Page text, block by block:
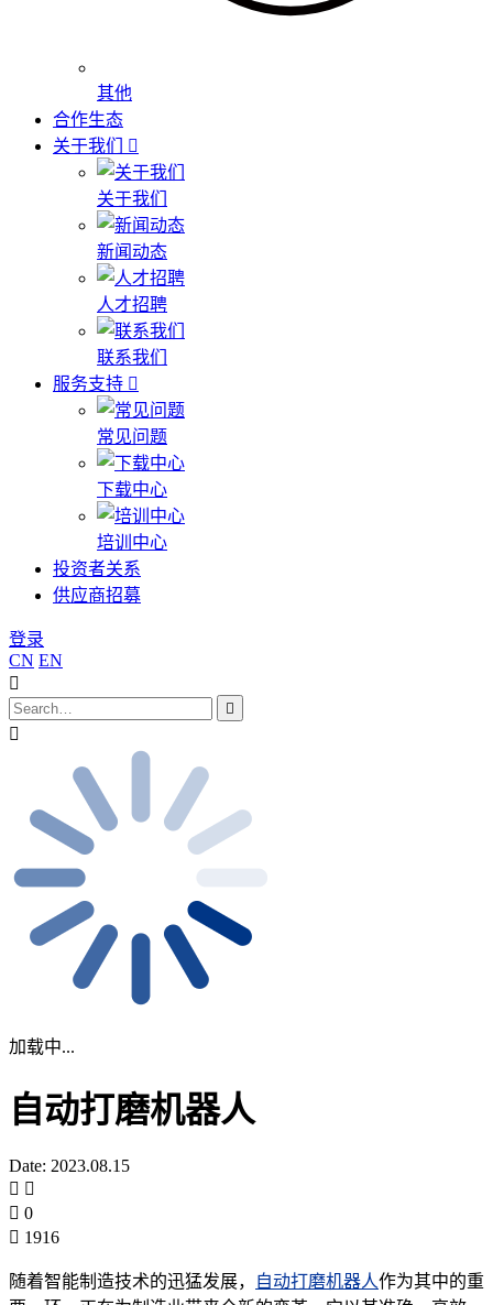
其他
合作生态
关于我们
关于我们
新闻动态
人才招聘
联系我们
服务支持
常见问题
下载中心
培训中心
投资者关系
供应商招募
登录
CN EN
加载中...
自动打磨机器人
Date: 2023.08.15
0
1916
随着智能制造技术的迅猛发展， 自动打磨机器人作为其中的重